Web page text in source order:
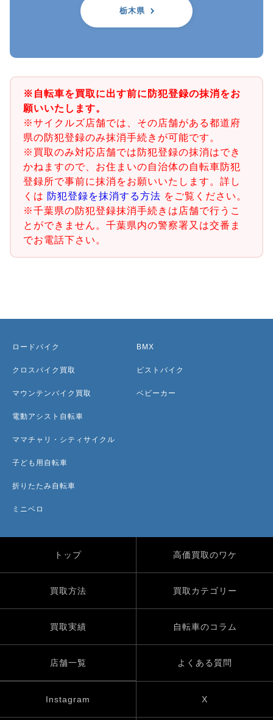
栃木県
※自転車を買取に出す前に防犯登録の抹消をお
願いいたします。
※サイクルズ店舗では、その店舗がある都道府
県の防犯登録のみ抹消手続きが可能です。
※買取のみ対応店舗では防犯登録の抹消はでき
かねますので、お住まいの自治体の自転車防犯
登録所で事前に抹消をお願いいたします。詳し
くは 防犯登録を抹消する方法 をご覧ください。
※千葉県の防犯登録抹消手続きは店舗で行うこ
とができません。千葉県内の警察署又は交番ま
でお電話下さい。
ロードバイク
クロスバイク買取
マウンテンバイク買取
電動アシスト自転車
ママチャリ・シティサイクル
子ども用自転車
折りたたみ自転車
ミニベロ
BMX
ピストバイク
ベビーカー
トップ 高価買取のワケ
買取方法 買取カテゴリー
買取実績 自転車のコラム
店舗一覧 よくある質問
Instagram X